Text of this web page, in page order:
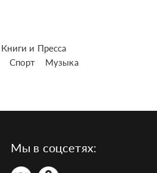
Книги и Пресса
Спорт Музыка
Мы в соцсетях: